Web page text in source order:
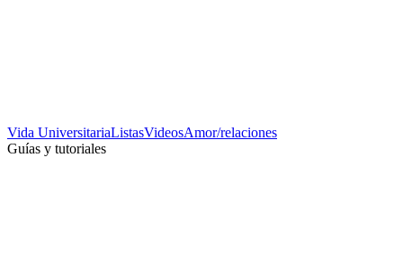
Vida UniversitariaListasVideosAmor/relaciones
Guías y tutoriales